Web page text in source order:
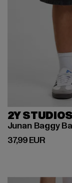
2Y STUDIOS
Junan Baggy
37,99 EUR
Derzeitiger Preis: